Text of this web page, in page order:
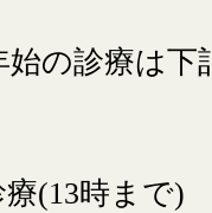
の診療は下
(13時まで)